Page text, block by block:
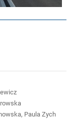
Paula Zych